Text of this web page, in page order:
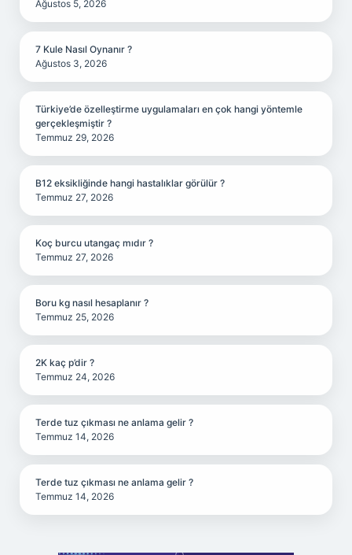
Ağustos 5, 2026
7 Kule Nasıl Oynanır ?
Ağustos 3, 2026
Türkiye’de özelleştirme uygulamaları en çok hangi yöntemle
gerçekleşmiştir ?
Temmuz 29, 2026
B12 eksikliğinde hangi hastalıklar görülür ?
Temmuz 27, 2026
Koç burcu utangaç mıdır ?
Temmuz 27, 2026
Boru kg nasıl hesaplanır ?
Temmuz 25, 2026
2K kaç p’dir ?
Temmuz 24, 2026
Terde tuz çıkması ne anlama gelir ?
Temmuz 14, 2026
Terde tuz çıkması ne anlama gelir ?
Temmuz 14, 2026